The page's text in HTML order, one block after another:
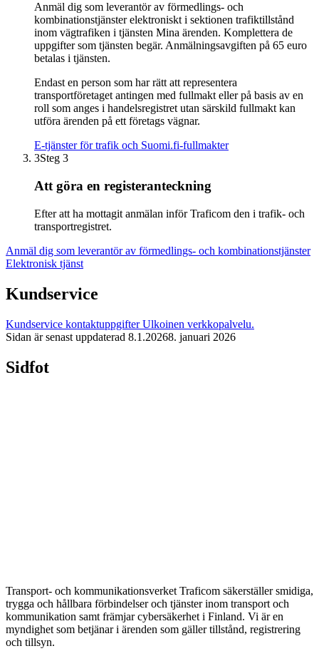
Anmäl dig som leverantör av förmedlings- och
kombinationstjänster elektroniskt i sektionen trafiktillstånd
inom vägtrafiken i tjänsten Mina ärenden. Komplettera de
uppgifter som tjänsten begär. Anmälningsavgiften på 65 euro
betalas i tjänsten.
Endast en person som har rätt att representera
transportföretaget antingen med fullmakt eller på basis av en
roll som anges i handelsregistret utan särskild fullmakt kan
utföra ärenden på ett företags vägnar.
E-tjänster för trafik och Suomi.fi-fullmakter
3Steg 3
Att göra en registeranteckning
Efter att ha mottagit anmälan inför Traficom den i trafik- och
transportregistret.
Anmäl dig som leverantör av förmedlings- och kombinationstjänster
Elektronisk tjänst
Kundservice
Kundservice kontaktuppgifter Ulkoinen verkkopalvelu.
Sidan är senast uppdaterad 8.1.20268. januari 2026
Sidfot
Transport- och kommunikationsverket Traficom säkerställer smidiga,
trygga och hållbara förbindelser och tjänster inom transport och
kommunikation samt främjar cybersäkerhet i Finland. Vi är en
myndighet som betjänar i ärenden som gäller tillstånd, registrering
och tillsyn.